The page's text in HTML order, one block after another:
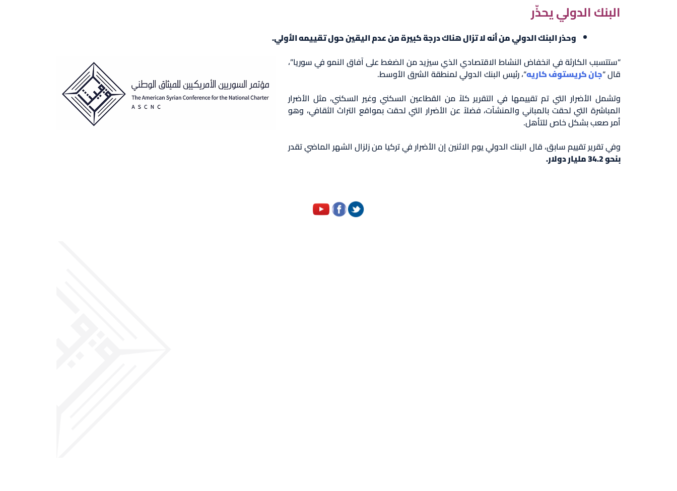
البنك الدولي يحذّر
وحذر البنك الدولي من أنه لا تزال هناك درجة كبيرة من عدم اليقين حول تقييمه الأولي.
“ستتسبب الكارثة في انخفاض النشاط الاقتصادي الذي سيزيد من الضغط على آفاق النمو في سوريا”،
قال “جان كريستوف كاريه“، رئيس البنك الدولي لمنطقة الشرق الأوسط.
وتشمل الأضرار التي تم تقييمها في التقرير كلاً من القطاعين السكني وغير السكني، مثل الأضرار
المباشرة التي لحقت بالمباني والمنشآت، فضلاً عن الأضرار التي لحقت بمواقع التراث الثقافي، وهو
أمر صعب بشكل خاص للتأهل.
وفي تقرير تقييم سابق، قال البنك الدولي يوم الاثنين إن الأضرار في تركيا من زلزال الشهر الماضي تقدر
بنحو 34.2 مليار دولار.